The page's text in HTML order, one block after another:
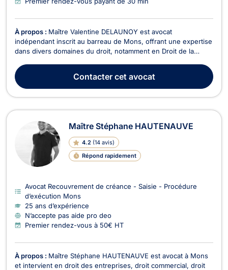
À propos : Maître Valentine DELAUNOY est avocat
indépendant inscrit au barreau de Mons, offrant une expertise
dans divers domaines du droit, notamment en Droit de la
ainsi qu'en Recouvrement de Créance et Droit de l'Immobilier.
Jeune avocate dynamique et à l’écoute, je m...
Contactercet avocat
Maître Stéphane HAUTENAUVE
4.2 (14 avis)
Répond rapidement
Avocat Recouvrement de créance - Saisie - Procédure
d’exécution Mons
25 ans d’expérience
N’accepte pas aide pro deo
Premier rendez-vous à 50€ HT
À propos : Maître Stéphane HAUTENAUVE est avocat à Mons
et intervient en droit des entreprises, droit commercial, droit